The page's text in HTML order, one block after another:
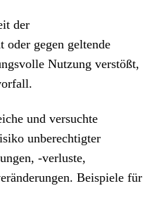
der
oder gegen geltende
Nutzung verstößt,
und versuchte
unberechtigter
‑verluste,
Beispiele für